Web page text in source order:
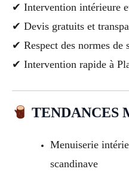
✔ Intervention intérieure
✔ Devis gratuits et
✔ Respect des normes de
✔ Intervention rapide à
TENDANCES
Menuiserie
scandinave